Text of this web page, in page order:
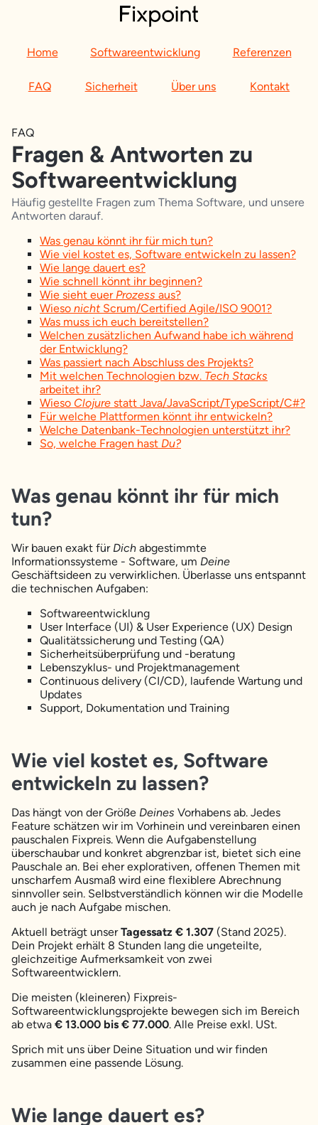
Home Softwareentwicklung Referenzen
FAQ Sicherheit Über uns Kontakt
FAQ
Fragen & Antworten zu
Softwareentwicklung
Häufig gestellte Fragen zum Thema Software, und unsere
Antworten darauf.
Was genau könnt ihr für mich tun?
Wie viel kostet es, Software entwickeln zu lassen?
Wie lange dauert es?
Wie schnell könnt ihr beginnen?
Wie sieht euer Prozess aus?
Wieso nichtScrum/Certified Agile/ISO 9001?
Was muss ich euch bereitstellen?
Welchen zusätzlichen Aufwand habe ich während
der Entwicklung?
Was passiert nach Abschluss des Projekts?
Mit welchen Technologien bzw. Tech Stacks
arbeitet ihr?
Wieso Clojure statt Java/JavaScript/TypeScript/C#?
Für welche Plattformen könnt ihr entwickeln?
Welche Datenbank-Technologien unterstützt ihr?
So, welche Fragen hast Du?
Was genau könnt ihr für mich
tun?
Wir bauen exakt für Dich abgestimmte
Informationssysteme - Software, um Deine
Geschäftsideen zu verwirklichen. Überlasse uns entspannt
die technischen Aufgaben:
Softwareentwicklung
User Interface (UI) & User Experience (UX) Design
Qualitätssicherung und Testing (QA)
Sicherheitsüberprüfung und -beratung
Lebenszyklus- und Projektmanagement
Continuous delivery (CI/CD), laufende Wartung und
Updates
Support, Dokumentation und Training
Wie viel kostet es, Software
entwickeln zu lassen?
Das hängt von der Größe Deines Vorhabens ab. Jedes
Feature schätzen wir im Vorhinein und vereinbaren einen
pauschalen Fixpreis. Wenn die Aufgabenstellung
überschaubar und konkret abgrenzbar ist, bietet sich eine
Pauschale an. Bei eher explorativen, offenen Themen mit
unscharfem Ausmaß wird eine flexiblere Abrechnung
sinnvoller sein. Selbstverständlich können wir die Modelle
auch je nach Aufgabe mischen.
Aktuell beträgt unserTagessatz € 1.307 (Stand 2025).
Dein Projekt erhält 8 Stunden lang die ungeteilte,
gleichzeitige Aufmerksamkeit von zwei
Softwareentwicklern.
Die meisten (kleineren) Fixpreis-
Softwareentwicklungsprojekte bewegen sich im Bereich
ab etwa € 13.000 bis € 77.000. Alle Preise exkl. USt.
Sprich mit uns über Deine Situation und wir finden
zusammen eine passende Lösung.
Wie lange dauert es?